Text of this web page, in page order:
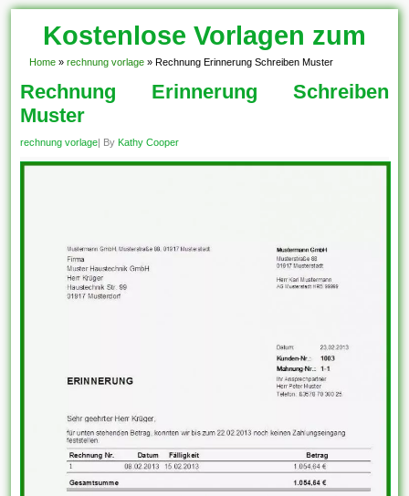
Kostenlose Vorlagen zum
Download!
Home » rechnung vorlage » Rechnung Erinnerung Schreiben Muster
Rechnung Erinnerung Schreiben
Muster
rechnung vorlage| By Kathy Cooper